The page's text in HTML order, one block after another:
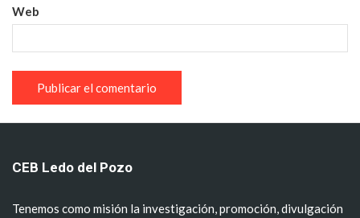
Web
CEB Ledo del Pozo
Tenemos como misión la investigación, promoción, divulgación